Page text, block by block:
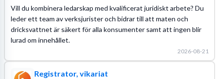
Vill du kombinera ledarskap med kvalificerat juridiskt arbete? Du
leder ett team av verksjurister och bidrar till att maten och
dricksvattnet är säkert för alla konsumenter samt att ingen blir
lurad om innehållet.
2026-08-21
Registrator, vikariat